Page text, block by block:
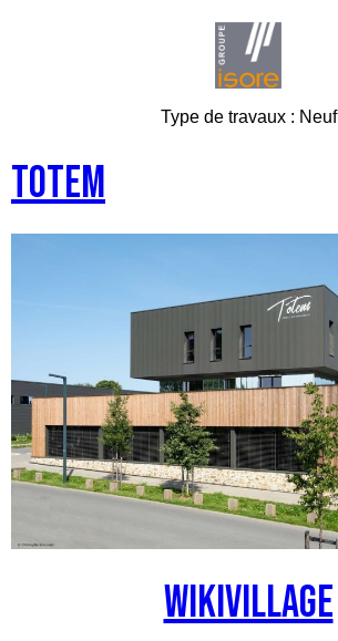
Type de travaux : Neuf
Totem
Wikivillage